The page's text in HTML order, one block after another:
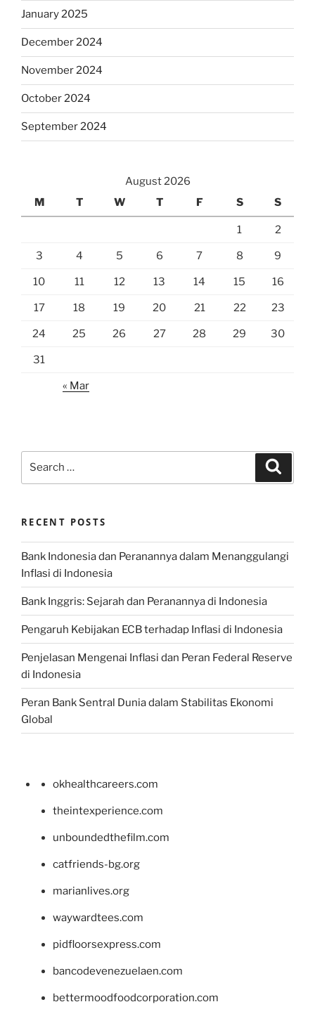
January 2025
December 2024
November 2024
October 2024
September 2024
August 2026
M
T W T F S S
1 2
3 4 5 6 7 8 9
10 11 12 13 14 15 16
17 18 19 20 21 22 23
24 25 26 27 28 29 30
31
« Mar
RECENT POSTS
Bank Indonesia dan Peranannya dalam Menanggulangi
Inflasi di Indonesia
Bank Inggris: Sejarah dan Peranannya di Indonesia
Pengaruh Kebijakan ECB terhadap Inflasi di Indonesia
Penjelasan Mengenai Inflasi dan Peran Federal Reserve
di Indonesia
Peran Bank Sentral Dunia dalam Stabilitas Ekonomi
Global
okhealthcareers.com
theintexperience.com
unboundedthefilm.com
catfriends-bg.org
marianlives.org
waywardtees.com
pidfloorsexpress.com
bancodevenezuelaen.com
bettermoodfoodcorporation.com